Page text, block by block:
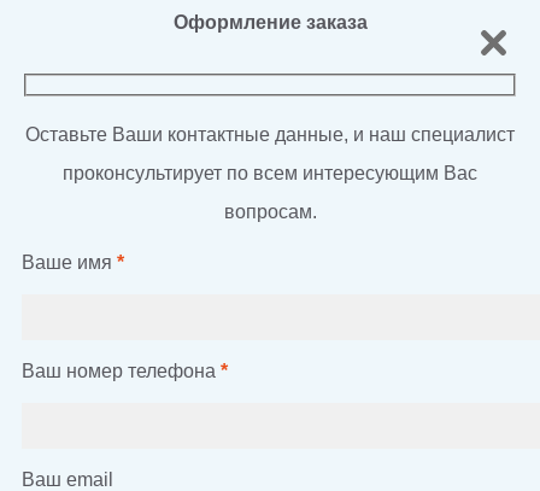
Оформление заказа
Оставьте Ваши контактные данные, и наш специалист
проконсультирует по всем интересующим Вас
вопросам.
Ваше имя *
Ваш номер телефона *
Ваш email